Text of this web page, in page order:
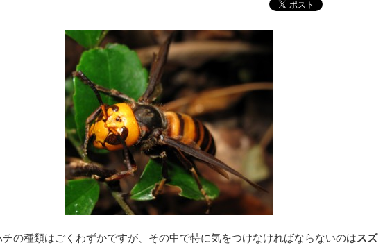
チの種類はごくわずかですが、その中で特に気をつけなければならないのはスズ